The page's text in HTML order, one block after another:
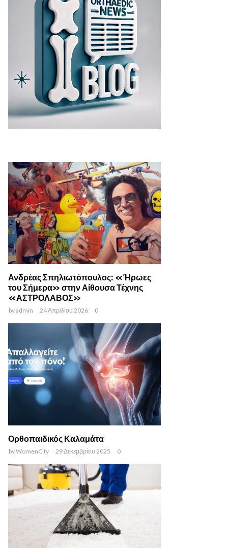
Ανδρέας Σπηλιωτόπουλος: «Ήρωες
του Σήμερα» στην Αίθουσα Τέχνης
«ΑΣΤΡΟΛΑΒΟΣ»
byadmin 24 Απριλίου 2026 0
Ορθοπαιδικός Καλαμάτα
byWomenCity 29 Δεκεμβρίου 2025 0